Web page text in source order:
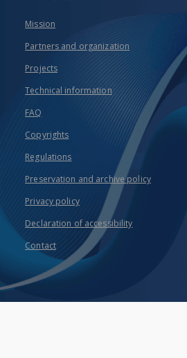
Mission
Partners and organization
Projects
Technical information
FAQ
Copyrights
Regulations
Preservation and archive policy
Privacy policy
Declaration of accessibility
Contact